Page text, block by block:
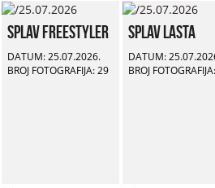
Splav Freestyler
DATUM: 25.07.2026.
BROJ FOTOGRAFIJA: 29
Splav Lasta
DATUM:
BROJ